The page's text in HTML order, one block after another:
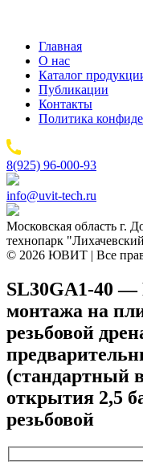
Главная
О нас
Каталог
Публикации
Контакты
Политика
8(925) 96-000-93
info@uvit-tech.ru
Московская область г.
технопарк
© 2026 ЮВИТ | Все
SL30GA1-40 —
монтажа на
резьбовой
(стандартный
открытия 2,5
резьбовой